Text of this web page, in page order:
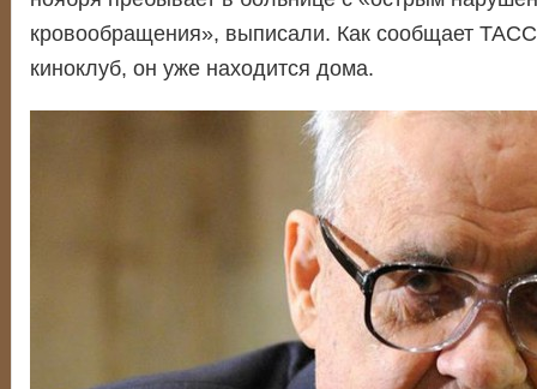
кровообращения», выписали. Как сообщает
киноклуб, он уже находится дома.